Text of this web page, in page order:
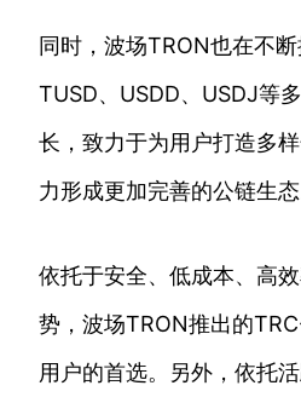
同时，波场TRON也在不断
TUSD、USDD、USDJ等
长，致力于为用户打造多
力形成更加完善的公链生态
依托于安全、低成本、高
势，波场TRON推出的
用户的首选。另外，依托